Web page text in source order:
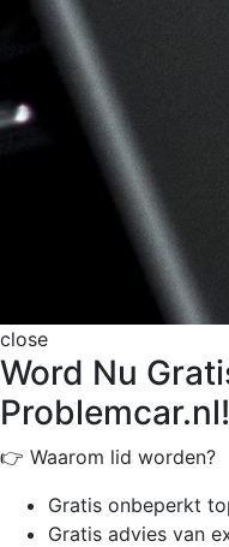
close
Word Nu
👉 Waarom lid worden?
Gratis onbeperkt
Gratis advies van